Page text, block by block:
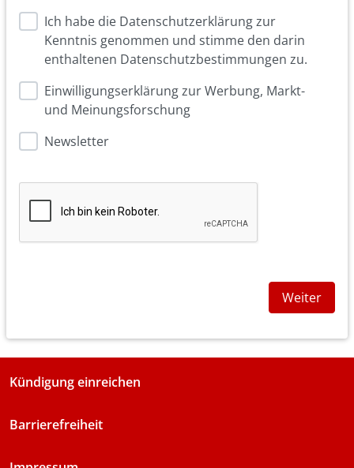
Ich habe die Datenschutzerklärung zur
Kenntnis genommen und stimme den darin
enthaltenen Datenschutzbestimmungen zu.
Einwilligungserklärung zur Werbung, Markt-
und Meinungsforschung
Newsletter
Weiter
Kündigung einreichen
Barrierefreiheit